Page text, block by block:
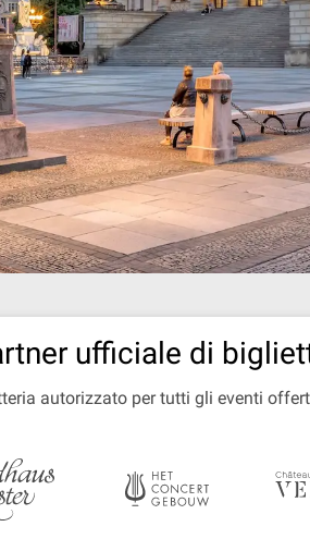
ufficiale di
autorizzato per tutti gli eventi